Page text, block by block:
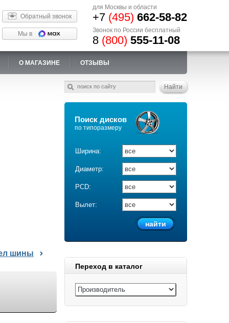
Обратный звонок
Мы в
для Москвы и области
+7 (495) 662-58-82
Звонок по России бесплатный
8 (800) 555-11-08
О МАГАЗИНЕ ОТЗЫВЫ
Поиск дисков
по типоразмеру
Ширина:
Диаметр:
PCD:
Вылет:
Переход в каталог
шины